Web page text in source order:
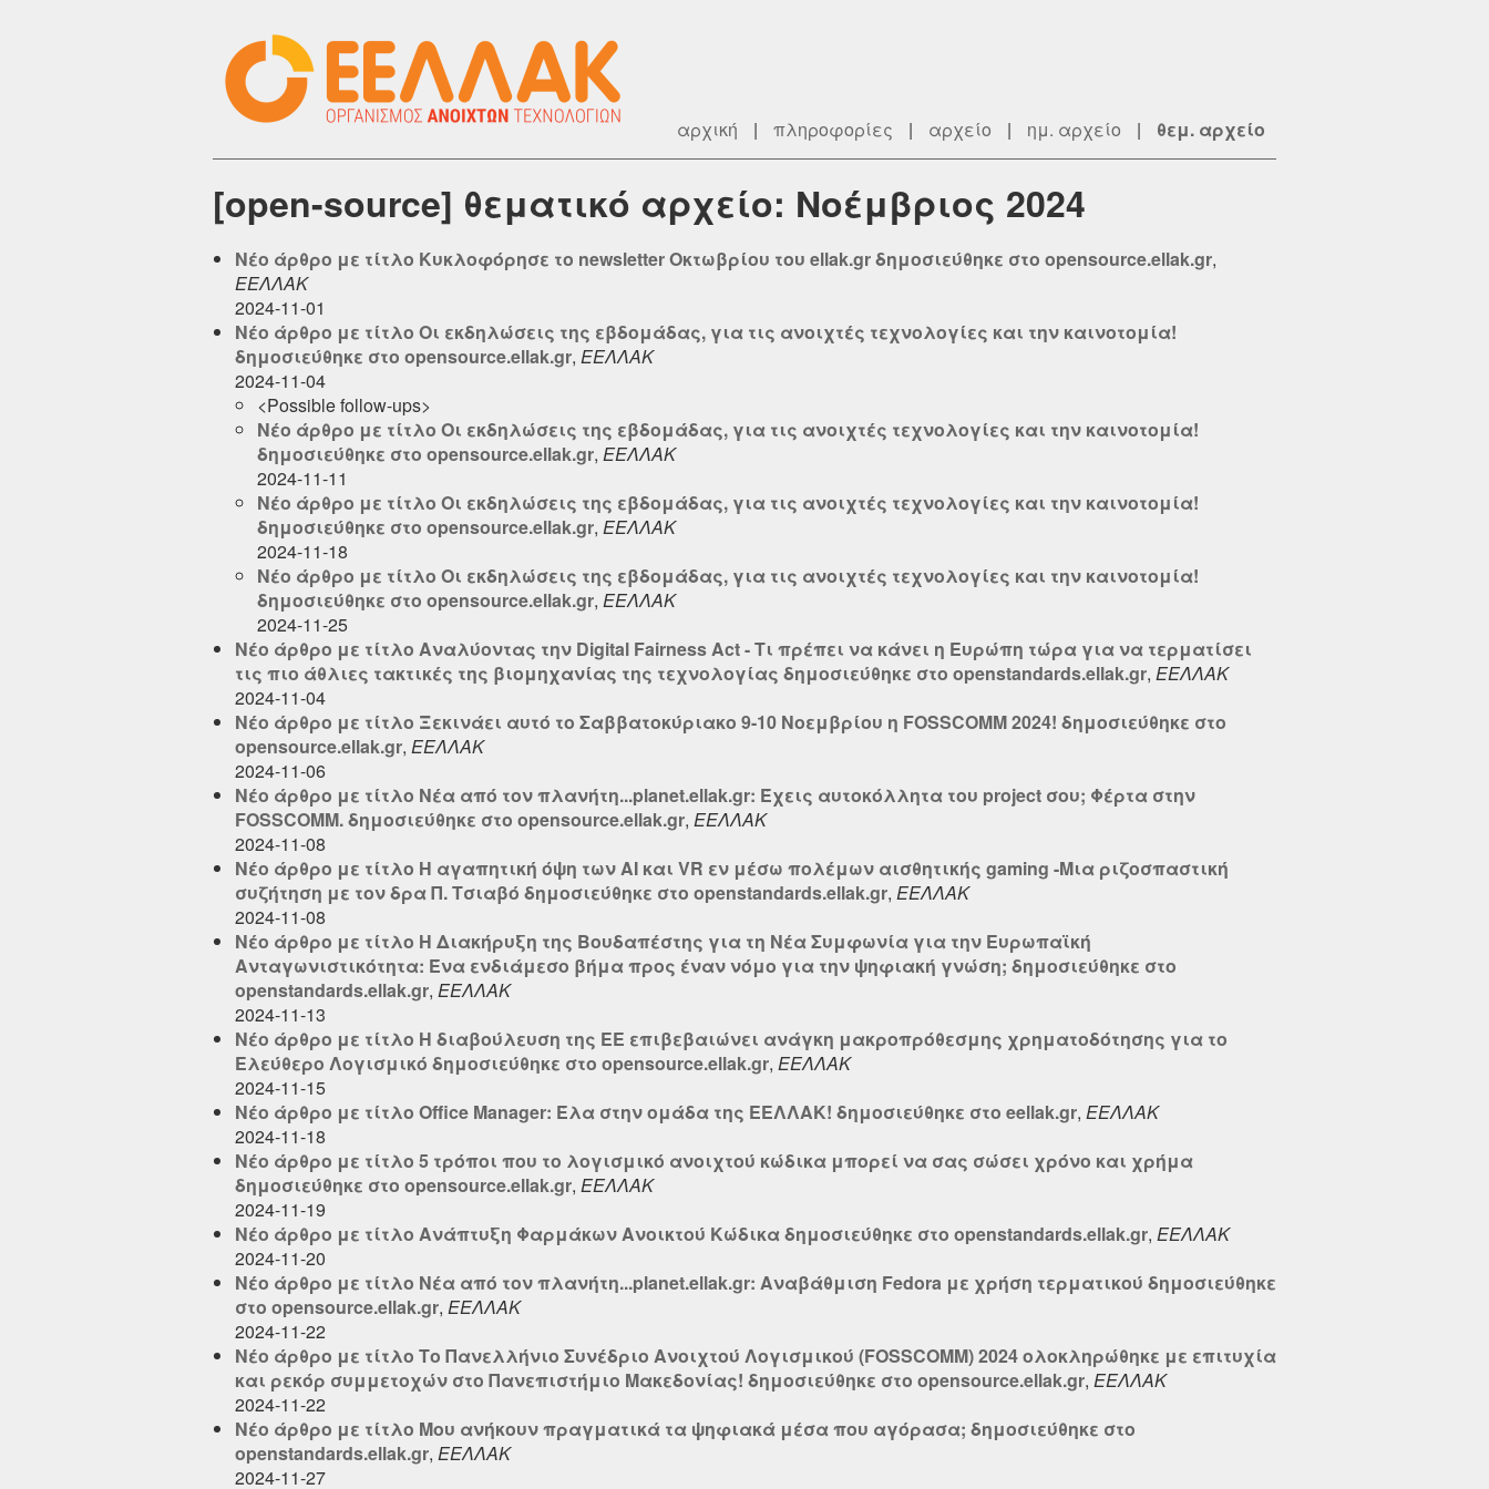
αρχική | πληροφορίες | αρχείο | ημ. αρχείο | θεμ. αρχείο
[open-source] θεματικό αρχείο: Νοέμβριος 2024
Νέο άρθρο με τίτλο Κυκλοφόρησε το newsletter Οκτωβρίου του ellak.gr δημοσιεύθηκε στο opensource.ellak.gr,
ΕΕΛΛΑΚ
2024-11-01
Νέο άρθρο με τίτλο Οι εκδηλώσεις της εβδομάδας, για τις ανοιχτές τεχνολογίες και την καινοτομία!
δημοσιεύθηκε στο opensource.ellak.gr, ΕΕΛΛΑΚ
2024-11-04
<Possible follow-ups>
Νέο άρθρο με τίτλο Οι εκδηλώσεις της εβδομάδας, για τις ανοιχτές τεχνολογίες και την καινοτομία!
δημοσιεύθηκε στο opensource.ellak.gr, ΕΕΛΛΑΚ
2024-11-11
Νέο άρθρο με τίτλο Οι εκδηλώσεις της εβδομάδας, για τις ανοιχτές τεχνολογίες και την καινοτομία!
δημοσιεύθηκε στο opensource.ellak.gr, ΕΕΛΛΑΚ
2024-11-18
Νέο άρθρο με τίτλο Οι εκδηλώσεις της εβδομάδας, για τις ανοιχτές τεχνολογίες και την καινοτομία!
δημοσιεύθηκε στο opensource.ellak.gr, ΕΕΛΛΑΚ
2024-11-25
Νέο άρθρο με τίτλο Αναλύοντας την Digital Fairness Act - Τι πρέπει να κάνει η Ευρώπη τώρα για να τερματίσει
τις πιο άθλιες τακτικές της βιομηχανίας της τεχνολογίας δημοσιεύθηκε στο openstandards.ellak.gr, ΕΕΛΛΑΚ
2024-11-04
Νέο άρθρο με τίτλο Ξεκινάει αυτό το Σαββατοκύριακο 9-10 Νοεμβρίου η FOSSCOMM 2024! δημοσιεύθηκε στο
opensource.ellak.gr, ΕΕΛΛΑΚ
2024-11-06
Νέο άρθρο με τίτλο Νέα από τον πλανήτη...planet.ellak.gr: Έχεις αυτοκόλλητα του project σου; Φέρτα στην
FOSSCOMM. δημοσιεύθηκε στο opensource.ellak.gr, ΕΕΛΛΑΚ
2024-11-08
Νέο άρθρο με τίτλο Η αγαπητική όψη των ΑΙ και VR εν μέσω πολέμων αισθητικής gaming -Μια ριζοσπαστική
συζήτηση με τον δρα Π. Τσιαβό δημοσιεύθηκε στο openstandards.ellak.gr, ΕΕΛΛΑΚ
2024-11-08
Νέο άρθρο με τίτλο Η Διακήρυξη της Βουδαπέστης για τη Νέα Συμφωνία για την Ευρωπαϊκή
Ανταγωνιστικότητα: Ένα ενδιάμεσο βήμα προς έναν νόμο για την ψηφιακή γνώση; δημοσιεύθηκε στο
openstandards.ellak.gr, ΕΕΛΛΑΚ
2024-11-13
Νέο άρθρο με τίτλο Η διαβούλευση της ΕΕ επιβεβαιώνει ανάγκη μακροπρόθεσμης χρηματοδότησης για το
Ελεύθερο Λογισμικό δημοσιεύθηκε στο opensource.ellak.gr, ΕΕΛΛΑΚ
2024-11-15
Νέο άρθρο με τίτλο Office Manager: Έλα στην ομάδα της ΕΕΛΛΑΚ! δημοσιεύθηκε στο eellak.gr, ΕΕΛΛΑΚ
2024-11-18
Νέο άρθρο με τίτλο 5 τρόποι που το λογισμικό ανοιχτού κώδικα μπορεί να σας σώσει χρόνο και χρήμα
δημοσιεύθηκε στο opensource.ellak.gr, ΕΕΛΛΑΚ
2024-11-19
Νέο άρθρο με τίτλο Ανάπτυξη Φαρμάκων Ανοικτού Κώδικα δημοσιεύθηκε στο openstandards.ellak.gr, ΕΕΛΛΑΚ
2024-11-20
Νέο άρθρο με τίτλο Νέα από τον πλανήτη...planet.ellak.gr: Αναβάθμιση Fedora με χρήση τερματικού δημοσιεύθηκε
στο opensource.ellak.gr, ΕΕΛΛΑΚ
2024-11-22
Νέο άρθρο με τίτλο Το Πανελλήνιο Συνέδριο Ανοιχτού Λογισμικού (FOSSCOMM) 2024 ολοκληρώθηκε με επιτυχία
και ρεκόρ συμμετοχών στο Πανεπιστήμιο Μακεδονίας! δημοσιεύθηκε στο opensource.ellak.gr, ΕΕΛΛΑΚ
2024-11-22
Νέο άρθρο με τίτλο Μου ανήκουν πραγματικά τα ψηφιακά μέσα που αγόρασα; δημοσιεύθηκε στο
openstandards.ellak.gr, ΕΕΛΛΑΚ
2024-11-27